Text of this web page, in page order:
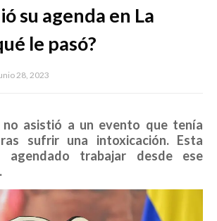
su agenda en La
le pasó?
28, 2023
no asistió a un evento que tenía
sufrir una intoxicación. Esta
agendado trabajar desde ese